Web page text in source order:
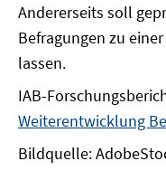
Andererseits soll
Befragungen zu
lassen.
IAB-
Weiterentwicklung
Bildquelle: